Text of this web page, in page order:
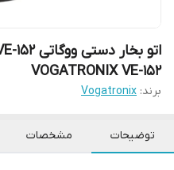
VOGATRONIX VE-152
برند: Vogatronix
توضیحات مشخصات